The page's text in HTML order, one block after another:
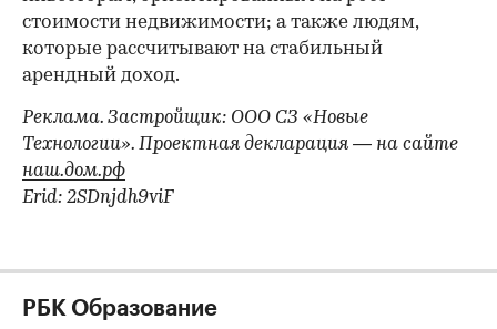
стоимости недвижимости; а также людям,
которые рассчитывают на стабильный
арендный доход.
Реклама. Застройщик: ООО СЗ «Новые
Технологии». Проектная декларация — на сайте
наш.дом.рф
Erid: 2SDnjdh9viF
РБК Образование